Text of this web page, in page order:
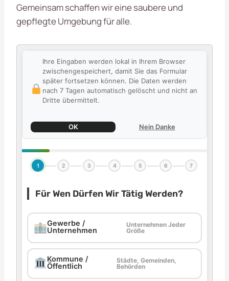
Gemeinsam schaffen wir eine saubere und
gepflegte Umgebung für alle.
Ihre Eingaben werden lokal in Ihrem Browser
zwischengespeichert, damit Sie das Formular
später fortsetzen können. Die Daten werden
nach 7 Tagen automatisch gelöscht und nicht an
Dritte übermittelt.
OK Nein Danke
1 2 3 4 5 6 7
Für Wen Dürfen Wir Tätig Werden?
Gewerbe /
Unternehmen
Unternehmen Jeder
Größe
Kommune /
Öffentlich
Städte, Gemeinden,
Behörden